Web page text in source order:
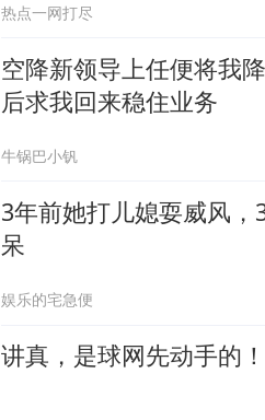
热点一网打尽
空降新领导上任便将我
后求我回来稳住业务
牛锅巴小钒
3年前她打儿媳耍威风
呆
娱乐的宅急便
讲真，是球网先动手的！